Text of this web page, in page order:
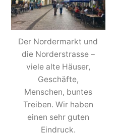
Der Nordermarkt und
die Norderstrasse –
viele alte Häuser,
Geschäfte,
Menschen, buntes
Treiben. Wir haben
einen sehr guten
Eindruck.